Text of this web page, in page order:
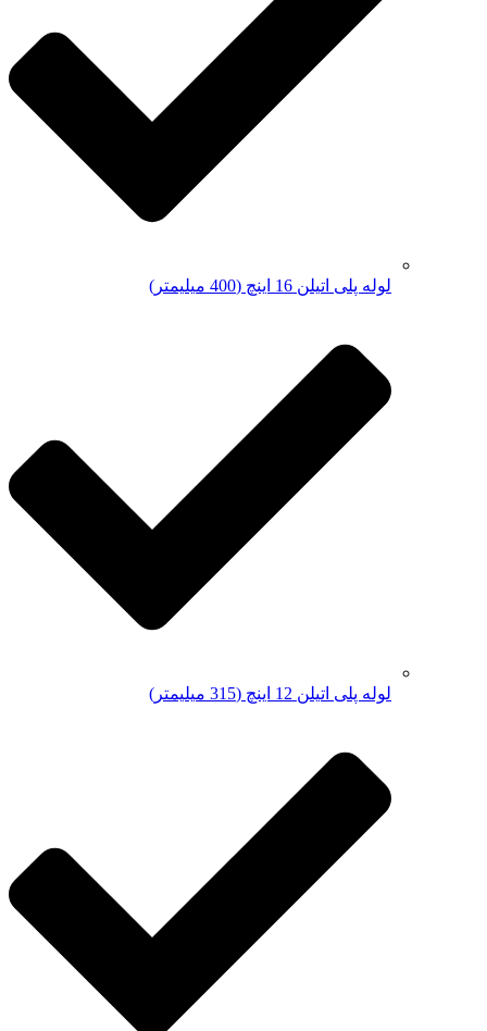
لوله پلی اتیلن 16 اینچ (400 میلیمتر)
لوله پلی اتیلن 12 اینچ (315 میلیمتر)